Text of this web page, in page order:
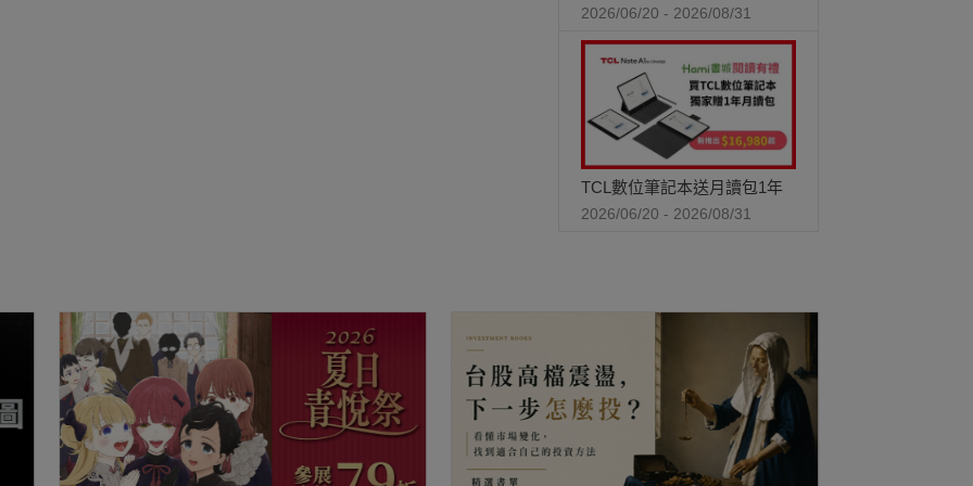
2026/06/20 - 2026/08/31
TCL數位筆記本送月讀包1年
2026/06/20 - 2026/08/31